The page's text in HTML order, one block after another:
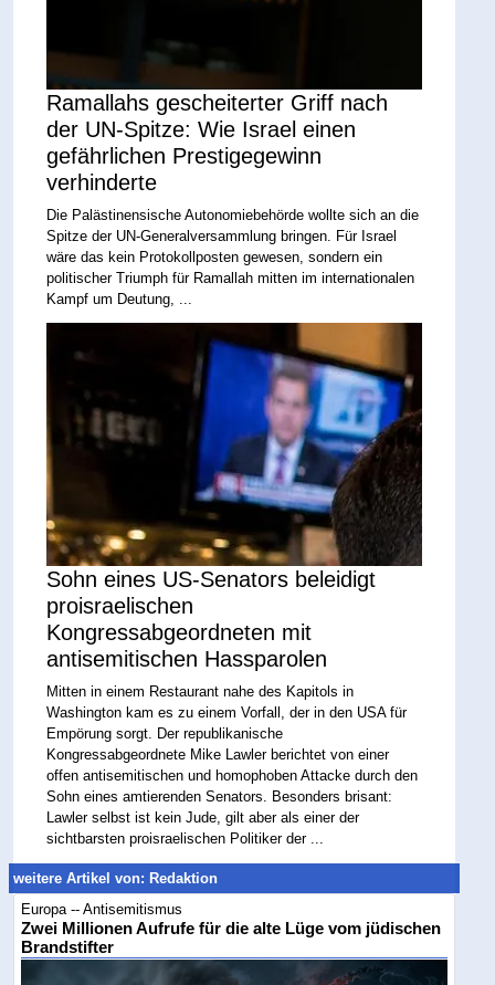
Ramallahs gescheiterter Griff nach
der UN-Spitze: Wie Israel einen
gefährlichen Prestigegewinn
verhinderte
Die Palästinensische Autonomiebehörde wollte sich an die
Spitze der UN-Generalversammlung bringen. Für Israel
wäre das kein Protokollposten gewesen, sondern ein
politischer Triumph für Ramallah mitten im internationalen
Kampf um Deutung, ...
Sohn eines US-Senators beleidigt
proisraelischen
Kongressabgeordneten mit
antisemitischen Hassparolen
Mitten in einem Restaurant nahe des Kapitols in
Washington kam es zu einem Vorfall, der in den USA für
Empörung sorgt. Der republikanische
Kongressabgeordnete Mike Lawler berichtet von einer
offen antisemitischen und homophoben Attacke durch den
Sohn eines amtierenden Senators. Besonders brisant:
Lawler selbst ist kein Jude, gilt aber als einer der
sichtbarsten proisraelischen Politiker der ...
weitere Artikel von: Redaktion
Europa -- Antisemitismus
Zwei Millionen Aufrufe für die alte Lüge vom jüdischen
Brandstifter